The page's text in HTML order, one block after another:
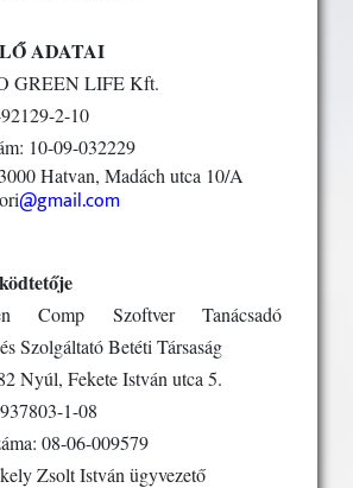
ADATAI
GREEN LIFE Kft.
2-10
10-09-032229
Hatvan, Madách utca 10/A
@gmail.com
Comp Szoftver Tanácsadó
Szolgáltató Betéti Társaság
Nyúl, Fekete István utca 5.
1-08
08-06-009579
Zsolt István ügyvezető